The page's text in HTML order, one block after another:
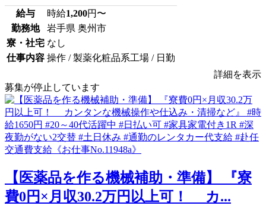
給与 時給1,200円〜
勤務地
岩手県 奥州市
寮・社宅 なし
仕事内容 操作 / 製薬化粧品系工場 / 日勤
詳細を表示
募集が停止しています
【医薬品を作る機械補助・準備】 『寮
費0円×月収30.2万円以上可！ カ...